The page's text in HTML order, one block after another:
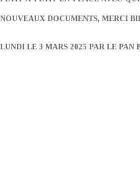
NOUVEAUX DOCUMENTS, MERCI
LUNDI LE 3 MARS 2025 PAR LE PAN